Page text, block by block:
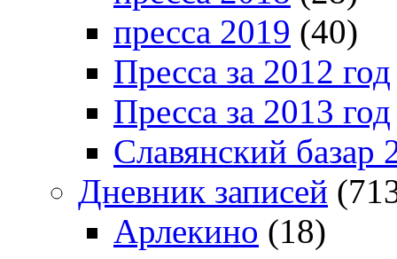
пресса 2019 (40)
Пресса за 2012 год
Пресса за 2013 год
Славянский базар
Дневник записей
Арлекино (18)